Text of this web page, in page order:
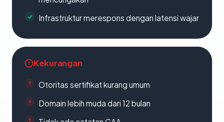
Infrastruktur merespons dengan latensi wajar
Kekurangan
Otoritas sertifikat kurang umum
Domain lebih muda dari 12 bulan